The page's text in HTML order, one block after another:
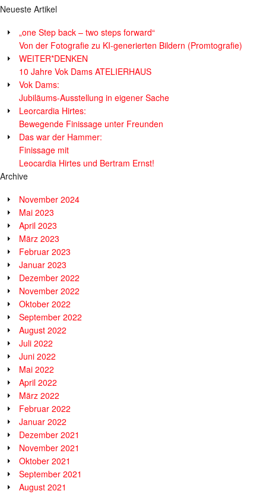
Neueste Artikel
„one Step back – two steps forward“
Von der Fotografie zu KI-generierten Bildern (Promtografie)
WEITER*DENKEN
10 Jahre Vok Dams ATELIERHAUS
Vok Dams:
Jubiläums-Ausstellung in eigener Sache
Leorcardia Hirtes:
Bewegende Finissage unter Freunden
Das war der Hammer:
Finissage mit
Leocardia Hirtes und Bertram Ernst!
Archive
November 2024
Mai 2023
April 2023
März 2023
Februar 2023
Januar 2023
Dezember 2022
November 2022
Oktober 2022
September 2022
August 2022
Juli 2022
Juni 2022
Mai 2022
April 2022
März 2022
Februar 2022
Januar 2022
Dezember 2021
November 2021
Oktober 2021
September 2021
August 2021